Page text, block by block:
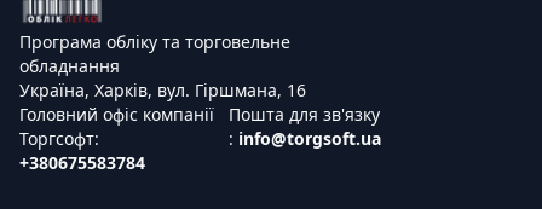
Програма обліку та торговельне
обладнання
Україна, Харків, вул. Гіршмана, 16
Головний офіс компанії
Торгсофт:
+380675583784
Пошта для зв'язку
: info@torgsoft.ua